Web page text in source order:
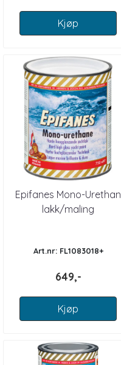
Kjøp
Epifanes Mono-Urethan
lakk/maling
Art.nr: FL1083018+
649,-
Kjøp